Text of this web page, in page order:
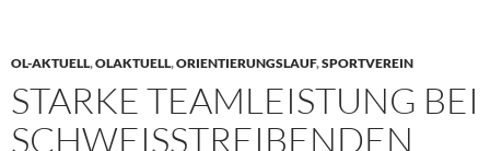
OL-AKTUELL,OLAKTUELL,ORIENTIERUNGSLAUF,SPORTVEREIN
STARKE TEAMLEISTUNG BEI
SCHWEISSTREIBENDEN T